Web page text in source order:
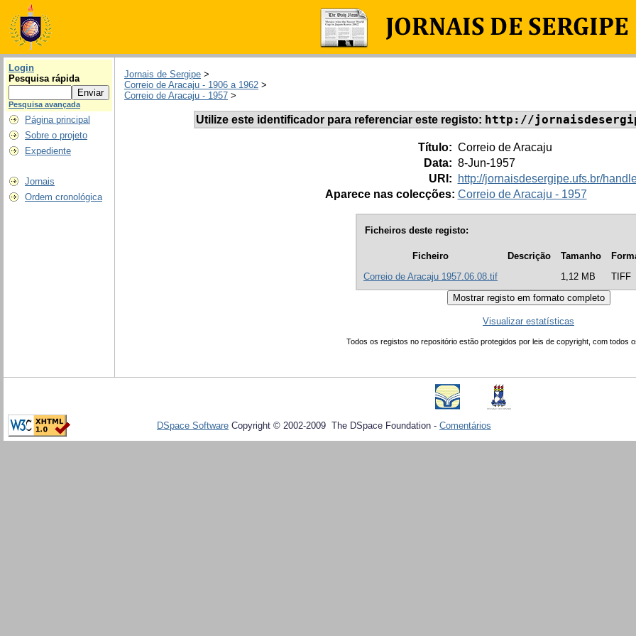
Login
Pesquisa rápida
Pesquisa avançada
Página principal
Sobre o projeto
Expediente
Jornais
Ordem cronológica
Jornais de Sergipe >
Correio de Aracaju - 1906 a 1962 >
Correio de Aracaju - 1957 >
Utilize este identificador para referenciar este registo: http://
Título: Correio de Aracaju
Data: 8-Jun-1957
URI:
http://jornaisdesergipe.ufs.br/
Aparece nas colecções: Correio de Aracaju - 1957
Ficheiros deste registo:
Ficheiro Descrição Tamanho
Correio de Aracaju 1957.06.08.tif
1,12 MB TIFF
Visualizar estatísticas
Todos os registos no repositório estão protegidos por leis de copyright, com todos
DSpace Software Copyright © 2002-2009 The DSpace Foundation - Comentários